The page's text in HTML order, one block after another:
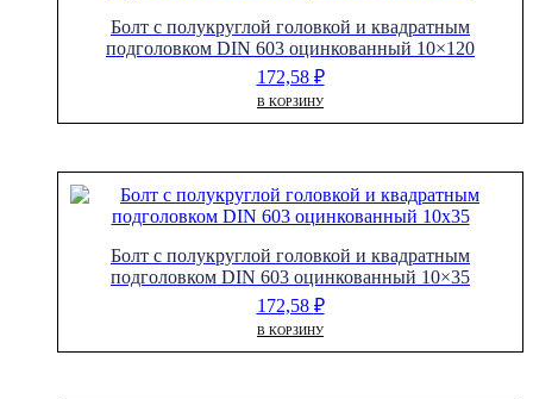
Болт с полукруглой головкой и квадратным
подголовком DIN 603 оцинкованный 10×120
172,58 ₽
В КОРЗИНУ
Болт с полукруглой головкой и квадратным
подголовком DIN 603 оцинкованный 10×35
172,58 ₽
В КОРЗИНУ